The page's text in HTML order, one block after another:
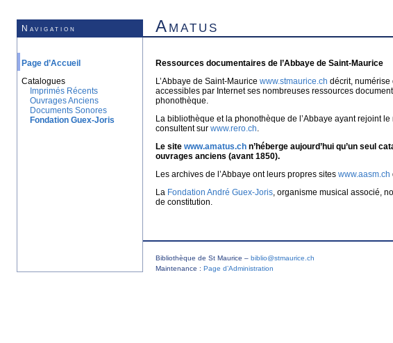
Navigation Amatus
Page d’Accueil
Catalogues
Imprimés Récents
Ouvrages Anciens
Documents Sonores
Fondation Guex-Joris
Ressources documentaires de l’Abbaye de Saint-Maurice
L’Abbaye de Saint-Maurice www.stmaurice.ch décrit, numérise
accessibles par Internet ses nombreuses ressources
phonothèque.
La bibliothèque et la phonothèque de l’Abbaye ayant rejoint
consultent sur www.rero.ch.
Le site www.amatus.ch n’héberge aujourd’hui qu’un seul
ouvrages anciens (avant 1850).
Les archives de l’Abbaye ont leurs propres sites www.aasm.ch
La Fondation André Guex-Joris, organisme musical associé,
de constitution.
Bibliothèque de St Maurice – biblio@stmaurice.ch
Maintenance : Page d’Administration